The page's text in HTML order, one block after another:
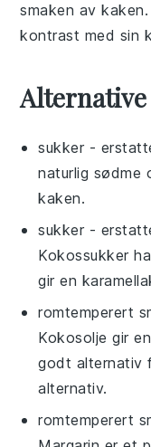
smaken av
kontrast med sin
sukker -
naturlig sødme
kaken.
sukker -
Kokossukker
gir en
romtemperert
Kokosolje gir
godt alternativ
alternativ.
romtemperert